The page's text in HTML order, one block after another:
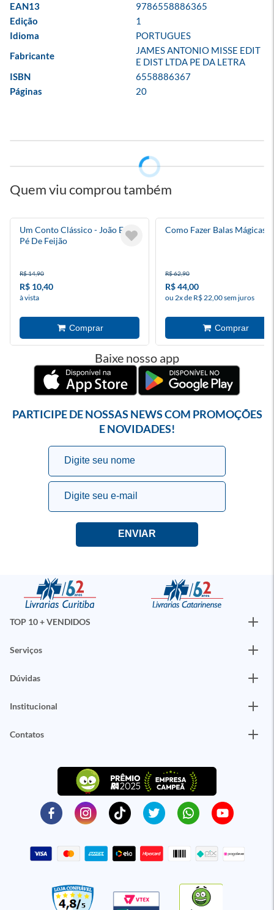
EAN13
9786558886365
Edição
1
Idioma
PORTUGUES
Fabricante
JAMES ANTONIO MISSE EDIT
E DIST LTDA PE DA LETRA
ISBN
6558886367
Páginas
20
Quem viu comprou também
Um Conto Clássico - João E O
Pé De Feijão
R$ 14,90
R$ 10,40
à vista
Como Fazer Balas Mágicas
R$ 62,90
R$ 44,00
ou 2x de R$ 22,00 sem juros
Baixe nosso app
PARTICIPE DE NOSSAS NEWS COM PROMOÇÕES
E NOVIDADES!
TOP 10 + VENDIDOS
Serviços
Dúvidas
Institucional
Contatos